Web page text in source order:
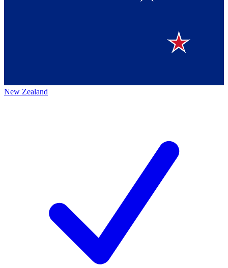
New Zealand